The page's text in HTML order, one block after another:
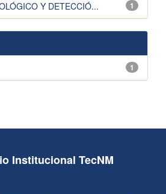
1
Y DETECCIÓ...
1
Institucional TecNM